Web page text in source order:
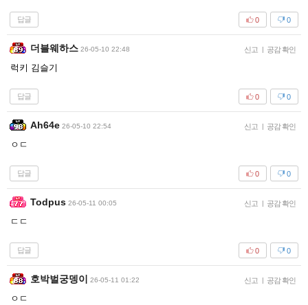
답글 0
0
더블웨하스 26-05-10 22:48 신고 공감 확인
럭키 김슬기
답글 0
0
Ah64e 26-05-10 22:54 신고 공감 확인
ㅇㄷ
답글 0
0
Todpus 26-05-11 00:05 신고 공감 확인
ㄷㄷ
답글 0
0
호박벌궁뎅이 26-05-11 01:22 신고 공감 확인
ㅇㄷ